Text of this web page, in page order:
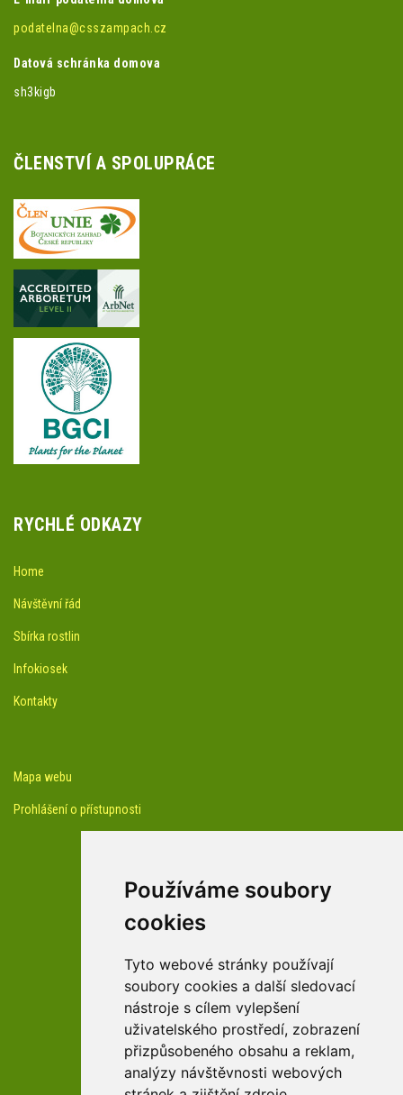
Používáme soubory
cookies
Tyto webové stránky používají
soubory cookies a další sledovací
nástroje s cílem vylepšení
uživatelského prostředí, zobrazení
přizpůsobeného obsahu a reklam,
analýzy návštěvnosti webových
podatelna@csszampach.cz
Datová schránka domova
sh3kigb
ČLENSTVÍ A SPOLUPRÁCE
RYCHLÉ ODKAZY
Home
Návštěvní řád
Sbírka rostlin
Infokiosek
Kontakty
Mapa webu
Prohlášení o přístupnosti
Youtube kanál arboreta